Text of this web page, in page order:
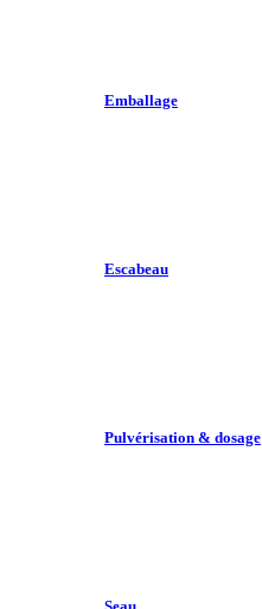
Emballage
Escabeau
Pulvérisation & dosage